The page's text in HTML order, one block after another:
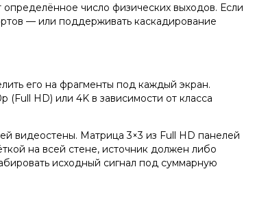
число физических выходов. Если
— или поддерживать каскадирование
его на фрагменты под каждый экран.
HD) или 4K в зависимости от класса
видеостены. Матрица 3×3 из Full HD панелей
на всей стене, источник должен либо
исходный сигнал под суммарную